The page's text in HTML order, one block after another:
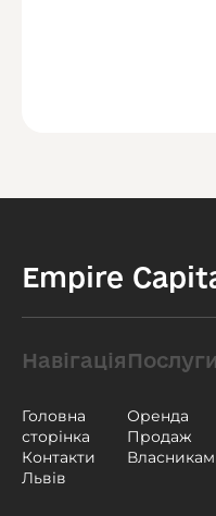
Empire
Навігація
Головна
сторінка
Контакти
Львів
Послуги
Оренда
Продаж
Власникам